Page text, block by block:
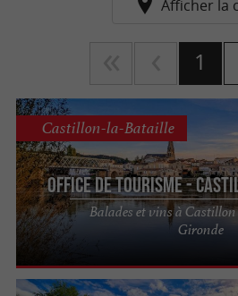
Afficher la
1
Office de Tourisme -
Balades et vins à
Gironde
Castillon-la-Bataille